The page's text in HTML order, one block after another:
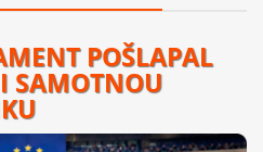
POŠLAPAL
SAMOTNOU